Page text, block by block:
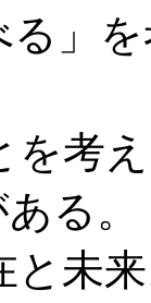
」
を考
る。
と未